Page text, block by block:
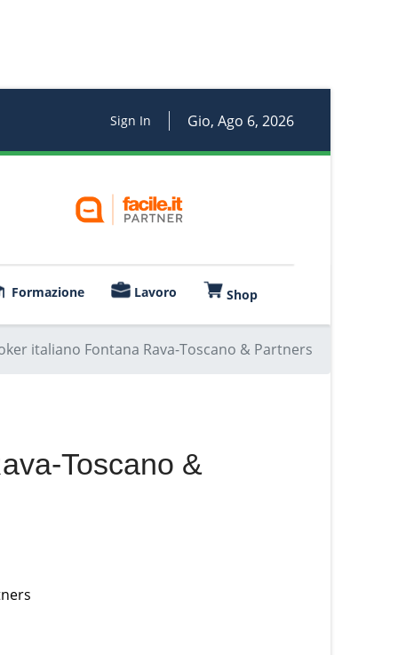
Gio, Ago 6, 2026
Sign In
Formazione Lavoro Shop
italiano Fontana Rava-Toscano & Partners
Toscano &